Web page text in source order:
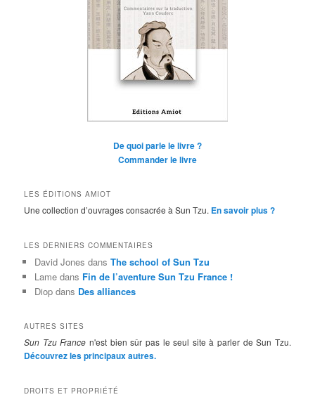
De quoi parle le livre ?
Commander le livre
LES ÉDITIONS AMIOT
Une collection d’ouvrages consacrée à Sun Tzu. En savoir plus ?
LES DERNIERS COMMENTAIRES
David Jones dansThe school of Sun Tzu
Lame dans Fin de l’aventure Sun Tzu France !
Diop dans Des alliances
AUTRES SITES
Sun Tzu France n'est bien sûr pas le seul site à parler de Sun Tzu.
Découvrez les principaux autres.
DROITS ET PROPRIÉTÉ